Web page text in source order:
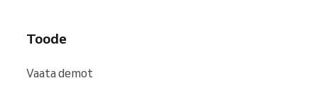
Toode
Vaata demot